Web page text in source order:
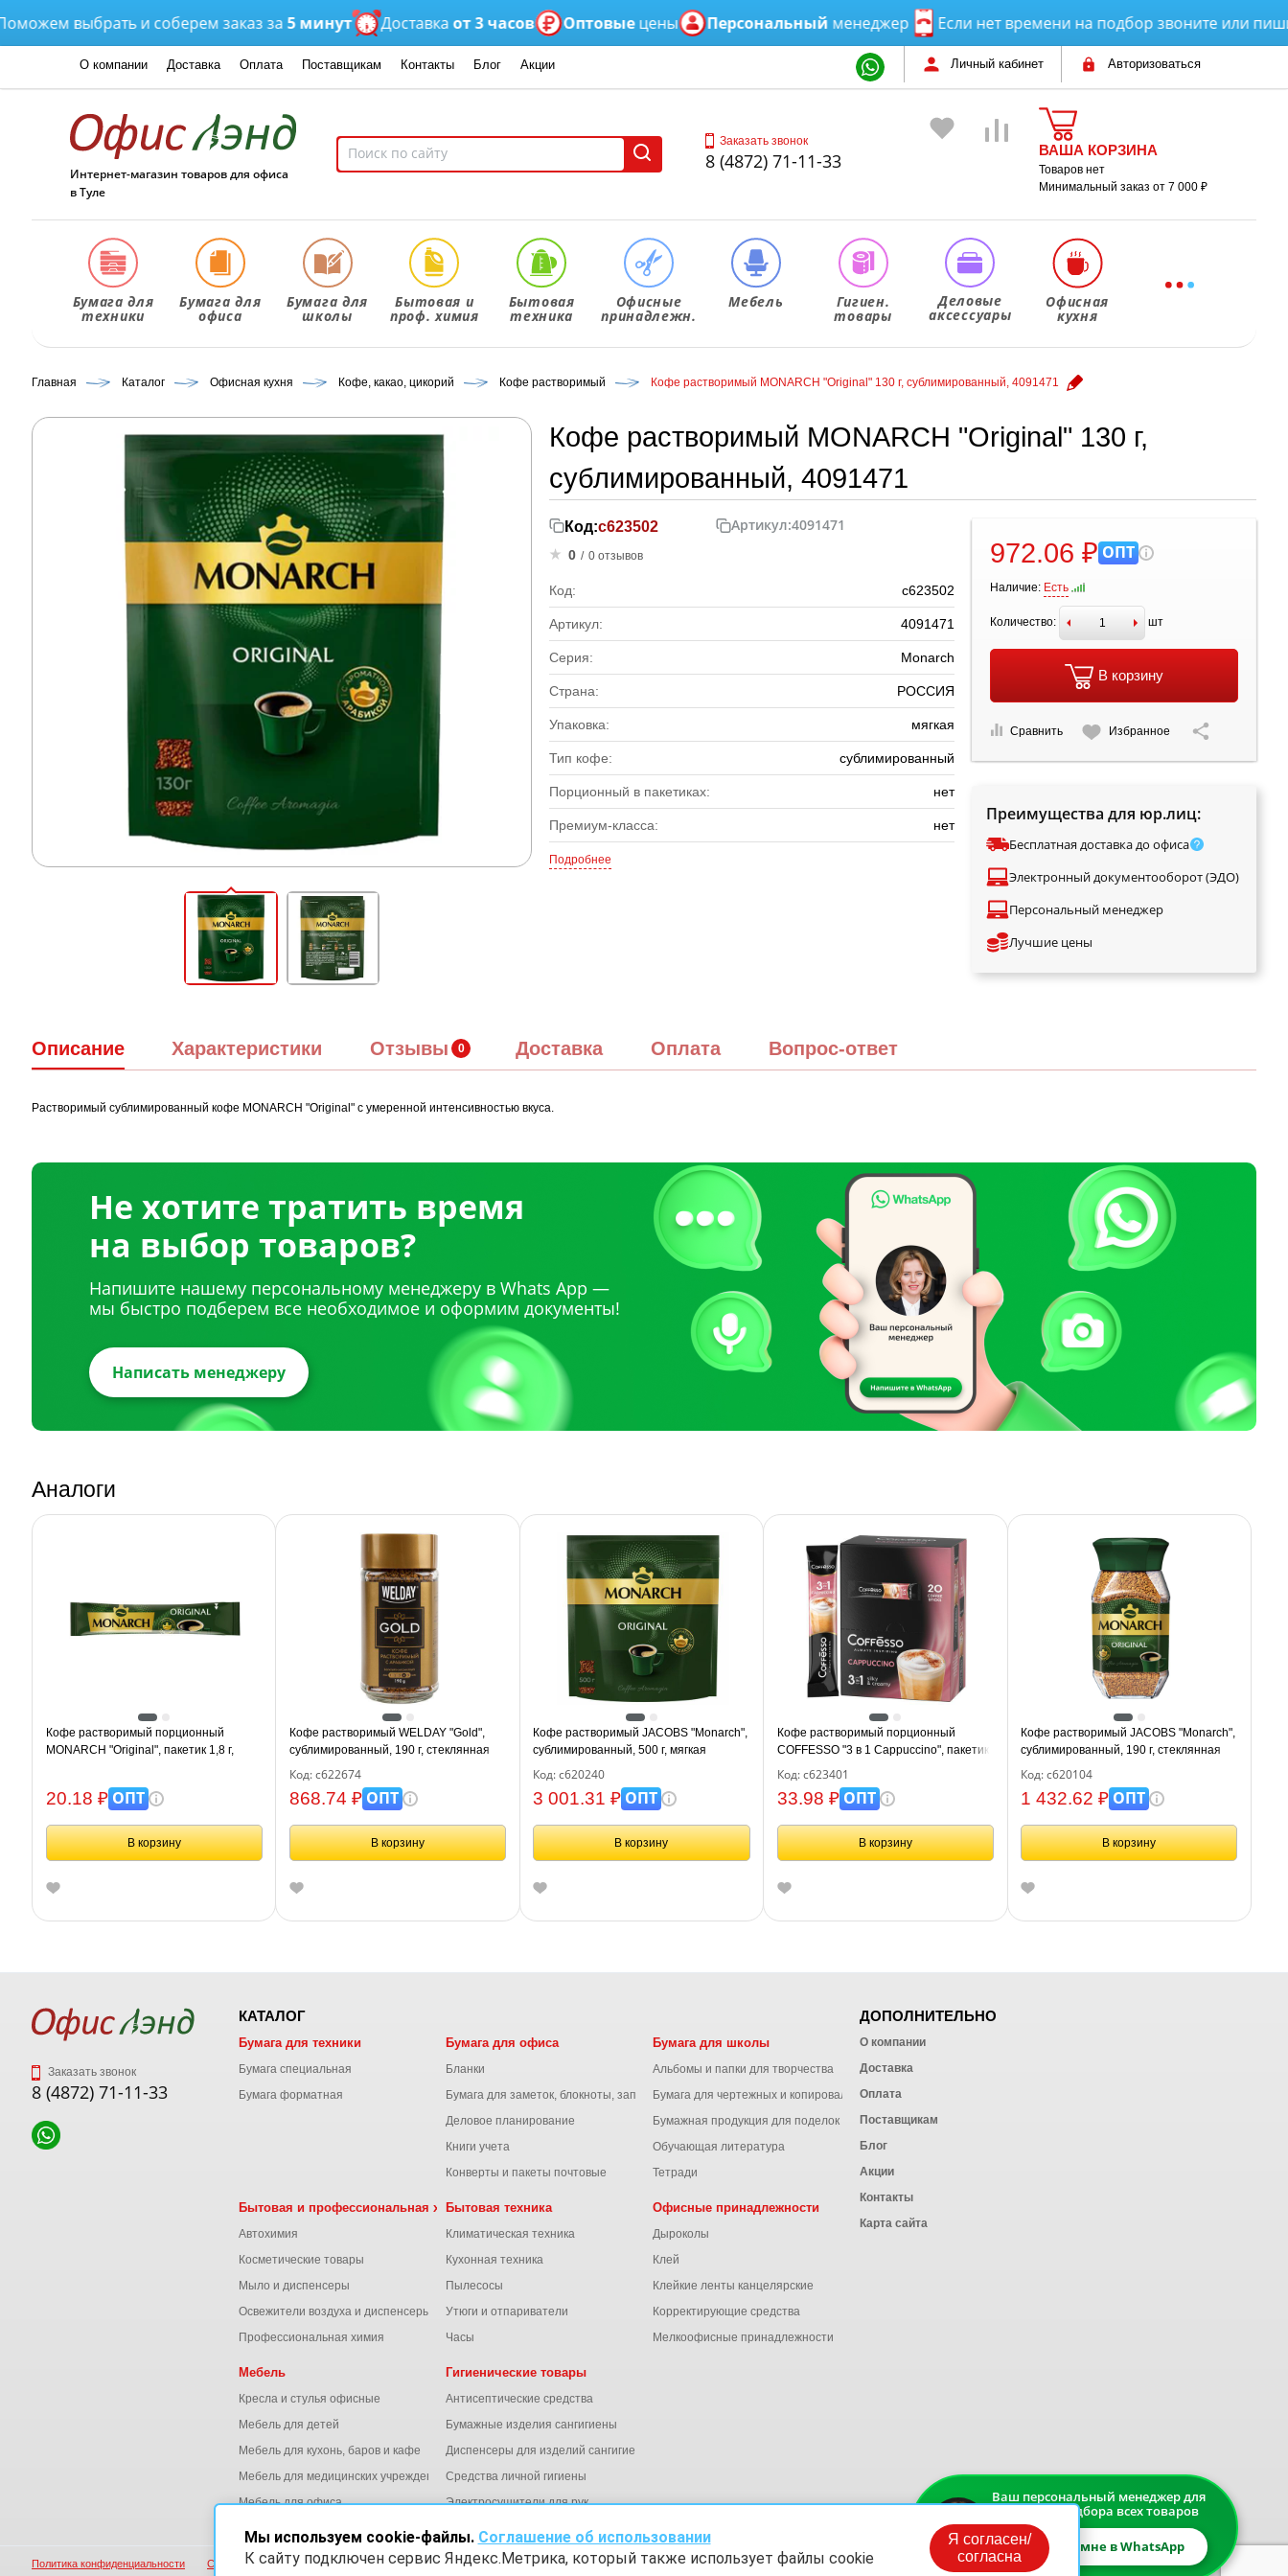
выбрать и соберем заказ за5 минут Доставкаот 3 часов Оптовыецены Персональныйменеджер Если нет времени на подбор звоните или пишите!
Личный кабинет Авторизоваться
О компании Доставка Оплата Поставщикам Контакты Блог Акции
Интернет-магазин товаров для офиса
в Туле
Заказать звонок
8 (4872) 71-11-33 ВАША КОРЗИНА
Товаров нет
Минимальный заказ от 7 000 ₽
Бумага для
техники
Бумага для
офиса
Бумага для
школы
Бытовая и
проф. химия
Бытовая
техника
Офисные
принадлежн.
Мебель Гигиен.
товары
Деловые
аксессуары
Офисная
кухня
Главная Каталог Офисная кухня Кофе, какао, цикорий Кофе растворимый Кофе растворимый MONARCH "Original" 130 г, сублимированный, 4091471
Кофе растворимый MONARCH "Original" 130 г,
сублимированный, 4091471
Код:с623502 Артикул:4091471
0 / 0 отзывов
Код: с623502
Артикул: 4091471
Серия: Monarch
Страна: РОССИЯ
Упаковка: мягкая
Тип кофе: сублимированный
Порционный в пакетиках: нет
Премиум-класса: нет
Подробнее
972.06 ₽ ОПТ
Наличие: Есть
Количество: шт
В корзину
Сравнить Избранное
Преимущества для юр.лиц:
Бесплатная доставка до офиса
Электронный документооборот (ЭДО)
Персональный менеджер
Лучшие цены
Описание Характеристики Отзывы Доставка Оплата Вопрос-ответ
Растворимый сублимированный кофе MONARCH "Original" с умеренной интенсивностью вкуса.
Не хотите тратить время
на выбор товаров?
Напишите нашему персональному менеджеру в Whats App —
мы быстро подберем все необходимое и оформим документы!
Написать менеджеру
Аналоги
Кофе растворимый порционный
MONARCH "Original", пакетик 1,8 г,
20.18 ₽ОПТ
В корзину
Кофе растворимый WELDAY "Gold",
сублимированный, 190 г, стеклянная
банка, 622674
Код: с622674
868.74 ₽ОПТ
В корзину
Кофе растворимый JACOBS "Monarch",
сублимированный, 500 г, мягкая
упаковка, 8052130
Код: с620240
3 001.31 ₽ОПТ
В корзину
Кофе растворимый порционный
COFFESSO "3 в 1 Cappuccino", пакетик
15 г, 102148
Код: с623401
33.98 ₽ОПТ
В корзину
Кофе растворимый JACOBS "Monarch",
сублимированный, 190 г, стеклянная
банка, 8050934
Код: с620104
1 432.62 ₽ОПТ
В корзину
Заказать звонок
8 (4872) 71-11-33
КАТАЛОГ
Бумага для техники
Бумага специальная
Бумага форматная
Бумага для офиса
Бланки
Бумага для заметок, блокноты, записные книжки
Деловое планирование
Книги учета
Конверты и пакеты почтовые
Бумага для школы
Альбомы и папки для творчества
Бумага для чертежных и копировальных работ
Бумажная продукция для поделок
Обучающая литература
Тетради
Бытовая и профессиональная химия
Автохимия
Косметические товары
Мыло и диспенсеры
Освежители воздуха и диспенсеры
Профессиональная химия
Бытовая техника
Климатическая техника
Кухонная техника
Пылесосы
Утюги и отпариватели
Часы
Офисные принадлежности
Дыроколы
Клей
Клейкие ленты канцелярские
Корректирующие средства
Мелкоофисные принадлежности
Мебель
Кресла и стулья офисные
Мебель для детей
Мебель для кухонь, баров и кафе
Мебель для медицинских учреждений
Мебель для офиса
Гигиенические товары
Антисептические средства
Бумажные изделия сангигиены
Диспенсеры для изделий сангигиены
Средства личной гигиены
Электросушители для рук
ДОПОЛНИТЕЛЬНО
О компании
Доставка
Оплата
Поставщикам
Блог
Акции
Контакты
Карта сайта
Политика конфиденциальности Согласие на обработку персональных данных Согласие на обработку данных Яндекс Метрика
Ваш персональный менеджер для
быстрого подбора всех товаров
Напишите мне в WhatsApp
Мы используем cookie-файлы. Соглашение об использовании
К сайту подключен сервис Яндекс.Метрика, который также использует файлы cookie
Я согласен/
согласна